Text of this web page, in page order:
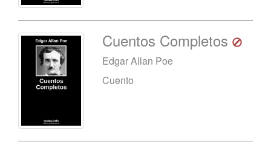
Cuentos Completos
Edgar Allan Poe
Cuento